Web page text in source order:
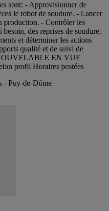
sont: - Approvisionner de
le robot de soudure. - Lancer
production. - Contrôler les
besoin, des reprises de soudure.
et déterminer les actions
qualité et de suivi de
EN VUE
profil Horaires postées
- Puy-de-Dôme